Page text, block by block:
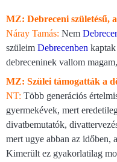
MZ: Debreceni születésű,
Náray Tamás: Nem
szüleim Debrecenben
debreceninek vallom
MZ: Szülei támogatták a
NT: Több generációs
gyermekévek, mert
divatbemutatók,
mert ugye abban az időben,
Kimerült ez gyakorlatilag